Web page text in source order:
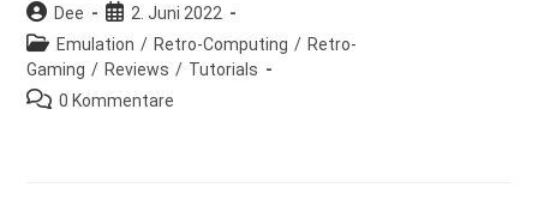
Beitrags-
Autor:
Dee
Beitrag
veröffentlicht:
2. Juni 2022
Beitrags-
Kategorie:
Emulation / Retro-Computing / Retro-
Gaming / Reviews / Tutorials
Beitrags-
0 Kommentare